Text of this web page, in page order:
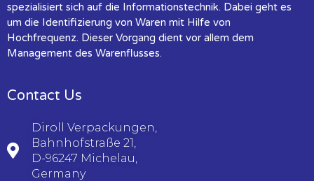
spezialisiert sich auf die Informationstechnik. Dabei geht es
um die Identifizierung von Waren mit Hilfe von
Hochfrequenz. Dieser Vorgang dient vor allem dem
Management des Warenflusses.
Contact Us
Diroll Verpackungen,
Bahnhofstraße 21,
D-96247 Michelau,
Germany